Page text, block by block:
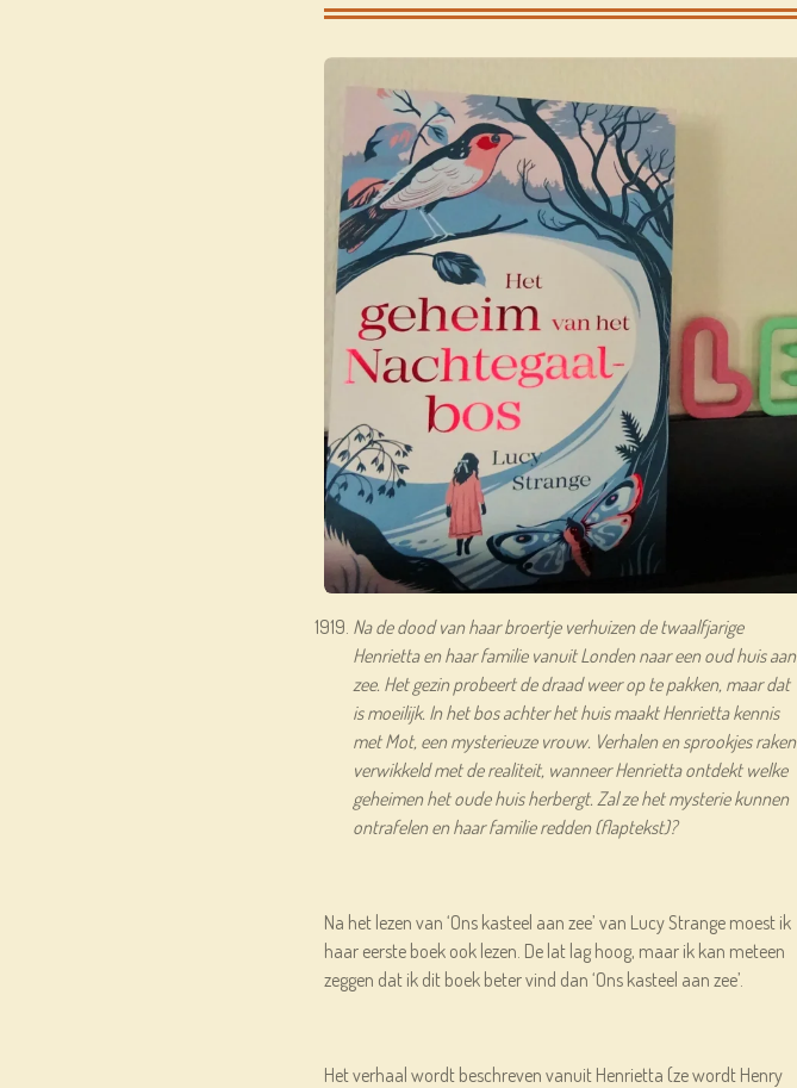
Na de dood van haar broertje verhuizen de twaalfjarige
Henrietta en haar familie vanuit Londen naar een oud huis aan
zee. Het gezin probeert de draad weer op te pakken, maar dat
is moeilijk. In het bos achter het huis maakt Henrietta kennis
met Mot, een mysterieuze vrouw. Verhalen en sprookjes raken
verwikkeld met de realiteit, wanneer Henrietta ontdekt welke
geheimen het oude huis herbergt. Zal ze het mysterie kunnen
ontrafelen en haar familie redden (flaptekst)?
Na het lezen van ‘Ons kasteel aan zee’ van Lucy Strange moest ik
haar eerste boek ook lezen. De lat lag hoog, maar ik kan meteen
zeggen dat ik dit boek beter vind dan ‘Ons kasteel aan zee’.
Het verhaal wordt beschreven vanuit Henrietta (ze wordt Henry